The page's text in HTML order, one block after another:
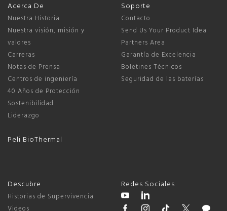
Acerca De
Nuestra Historia
Nuestra visión, misión y
valores
Carreras
Notas de Prensa
Centros de ingeniería
40 Años de Protección
Sostenibilidad
Liderazgo
Peli BioThermal
Soporte
Contacto
Send Us Your Product Idea
Partners Area
Garantía de Excelencia
Boletines Técnicos
Seguridad de las baterías
Descubre
Historias de Supervivencia
Redes Sociales